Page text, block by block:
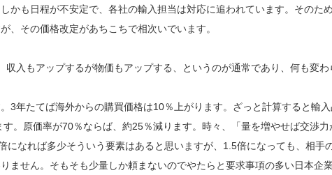
かも日程が不安定で、各社の輸入担当は対応に追われています。そのた
、その価格改定があちこちで相次いでいます。
入もアップするが物価もアップする、というのが通常であり、何も変わ
3年たてば海外からの購買価格は10％上がります。ざっと計算すると輸
。原価率が70％ならば、約25％減ります。時々、「量を増やせば交渉力
なれば多少そういう要素はあると思いますが、1.5倍になっても、相手
ません。そもそも少量しか頼まないのでやたらと要求事項の多い日本企